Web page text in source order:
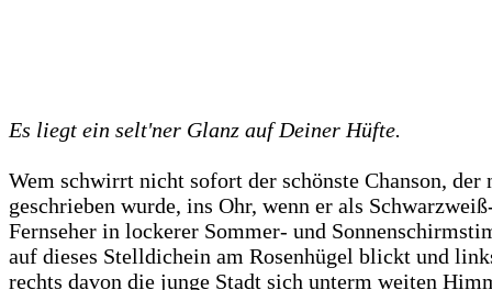
Es liegt ein selt'ner Glanz auf Deiner Hüfte.
Wem schwirrt nicht sofort der schönste Chanson, der
geschrieben wurde, ins Ohr, wenn er als
Fernseher in lockerer Sommer- und
auf dieses Stelldichein am Rosenhügel blickt und
rechts davon die junge Stadt sich unterm weiten